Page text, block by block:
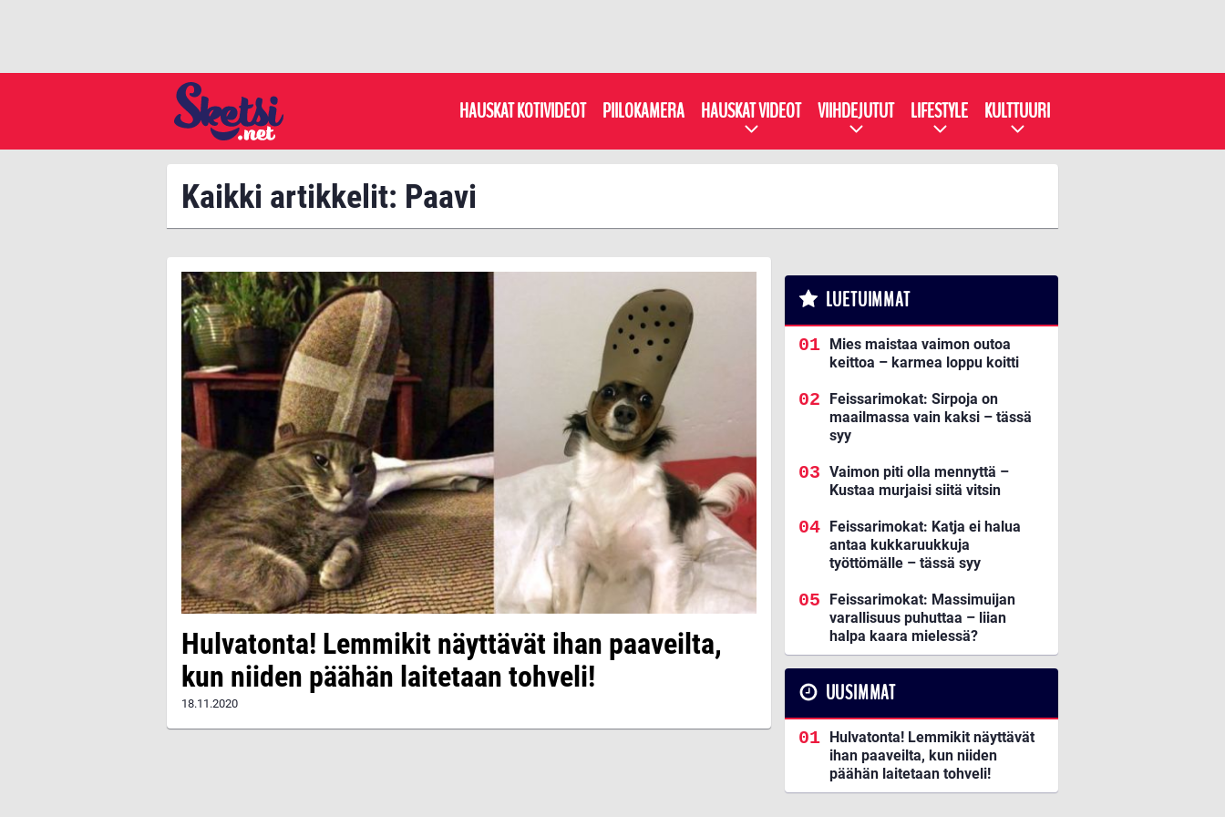
HAUSKAT KOTIVIDEOT PIILOKAMERA HAUSKAT VIDEOT VIIHDEJUTUT LIFESTYLE KULTTUURI
Kaikki artikkelit: Paavi
Hulvatonta! Lemmikit näyttävät ihan paaveilta,
kun niiden päähän laitetaan tohveli!
18.11.2020
LUETUIMMAT
Mies maistaa vaimon outoa
keittoa – karmea loppu koitti
Feissarimokat: Sirpoja on
maailmassa vain kaksi – tässä
syy
Vaimon piti olla mennyttä –
Kustaa murjaisi siitä vitsin
Feissarimokat: Katja ei halua
antaa kukkaruukkuja
työttömälle – tässä syy
Feissarimokat: Massimuijan
varallisuus puhuttaa – liian
halpa kaara mielessä?
UUSIMMAT
Hulvatonta! Lemmikit näyttävät
ihan paaveilta, kun niiden
päähän laitetaan tohveli!